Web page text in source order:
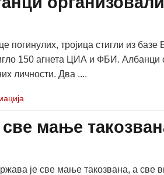
погинулих, тројица стигли из
150 агнета ЦИА и ФБИ. Албанци
личности. Два ....
мање
је све мање такозвана, а све